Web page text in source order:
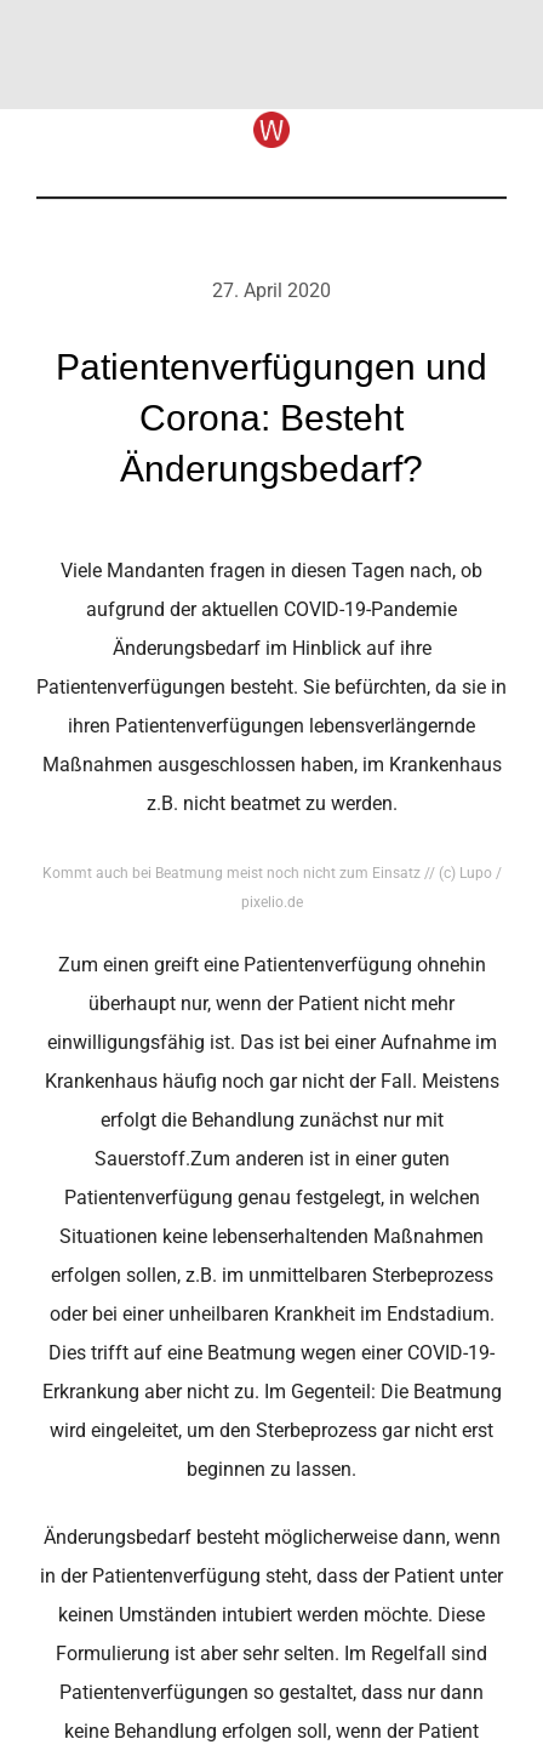
Patientenverfügungen und
Corona: Besteht
Änderungsbedarf?
27. April 2020
Viele Mandanten fragen in diesen Tagen nach, ob
aufgrund der aktuellen COVID-19-Pandemie
Änderungsbedarf im Hinblick auf ihre
Patientenverfügungen besteht. Sie befürchten, da sie in
ihren Patientenverfügungen lebensverlängernde
Maßnahmen ausgeschlossen haben, im Krankenhaus
z.B. nicht beatmet zu werden.
Kommt auch bei Beatmung meist noch nicht zum Einsatz // (c) Lupo /
pixelio.de
Zum einen greift eine Patientenverfügung ohnehin
überhaupt nur, wenn der Patient nicht mehr
einwilligungsfähig ist. Das ist bei einer Aufnahme im
Krankenhaus häufig noch gar nicht der Fall. Meistens
erfolgt die Behandlung zunächst nur mit
Sauerstoff.Zum anderen ist in einer guten
Patientenverfügung genau festgelegt, in welchen
Situationen keine lebenserhaltenden Maßnahmen
erfolgen sollen, z.B. im unmittelbaren Sterbeprozess
oder bei einer unheilbaren Krankheit im Endstadium.
Dies trifft auf eine Beatmung wegen einer COVID-19-
Erkrankung aber nicht zu. Im Gegenteil: Die Beatmung
wird eingeleitet, um den Sterbeprozess gar nicht erst
beginnen zu lassen.
Änderungsbedarf besteht möglicherweise dann, wenn
in der Patientenverfügung steht, dass der Patient unter
keinen Umständen intubiert werden möchte. Diese
Formulierung ist aber sehr selten. Im Regelfall sind
Patientenverfügungen so gestaltet, dass nur dann
keine Behandlung erfolgen soll, wenn der Patient